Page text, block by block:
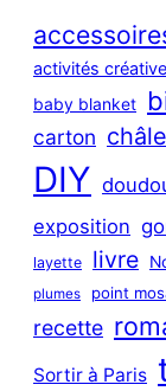
c
h
activités
baby blanket
carton châle
DIY
exposition
layette livre
plumes point
recette
Sortir à Paris